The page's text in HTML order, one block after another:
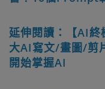
延伸閱讀：【AI
大AI寫文/畫圖/剪
開始掌握AI